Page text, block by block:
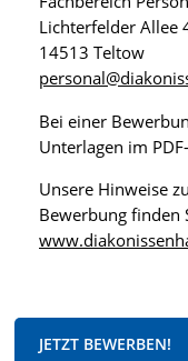
Lichterfelder Allee
14513 Teltow
Bei einer
Unterlagen im
Unsere Hinweise
Bewerbung finden
JETZT BEWERBEN!